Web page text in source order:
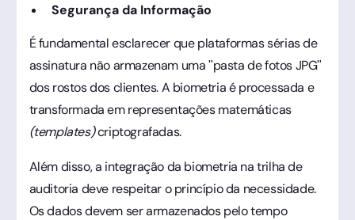
Segurança da Informação
É fundamental esclarecer que plataformas sérias de
assinatura não armazenam uma "pasta de fotos JPG"
dos rostos dos clientes. A biometria é processada e
transformada em representações matemáticas
(templates)criptografadas.
Além disso, a integração da biometria na trilha de
auditoria deve respeitar o princípio da necessidade.
Os dados devem ser armazenados pelo tempo